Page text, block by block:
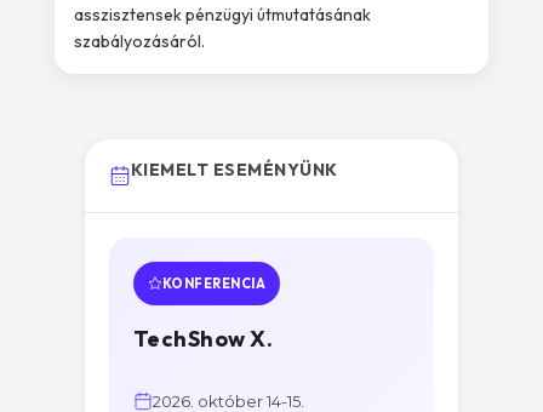
asszisztensek pénzügyi útmutatásának
szabályozásáról.
KIEMELT ESEMÉNYÜNK
KONFERENCIA
TechShow X.
2026. október 14-15.